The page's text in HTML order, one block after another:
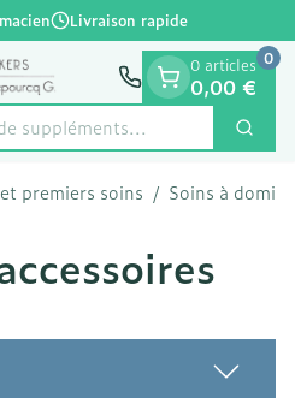
Livraison rapide
et d
0 articles
0,00 €
0
premiers soins / Soins à